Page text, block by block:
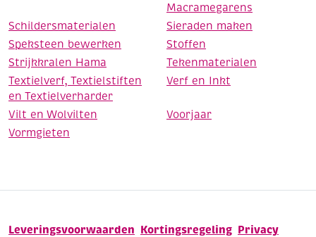
Macramegarens
Schildersmaterialen
Sieraden maken
Speksteen bewerken
Stoffen
Strijkkralen Hama
Tekenmaterialen
Textielverf, Textielstiften
en Textielverharder
Verf en Inkt
Vilt en Wolvilten
Voorjaar
Vormgieten
Leveringsvoorwaarden Kortingsregeling Privacy